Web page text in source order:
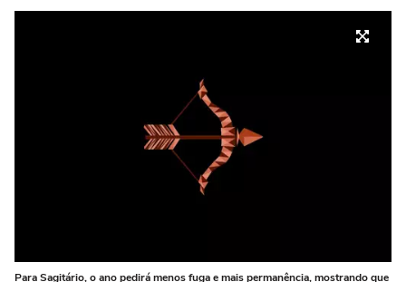
Para Sagitário, o ano pedirá menos fuga e mais permanência, mostrando que